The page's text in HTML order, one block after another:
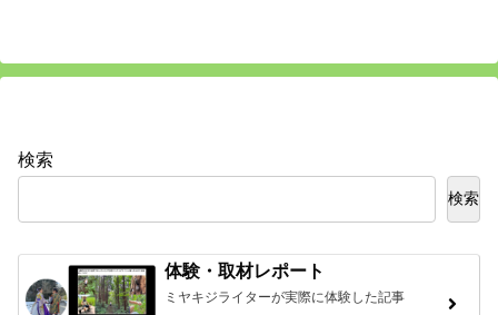
検索
検索
体験・取材レポート
ミヤキジライターが実際に体験した記事